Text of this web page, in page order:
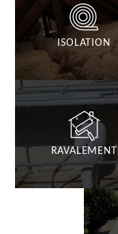
ISOLATION
RAVALEMENT